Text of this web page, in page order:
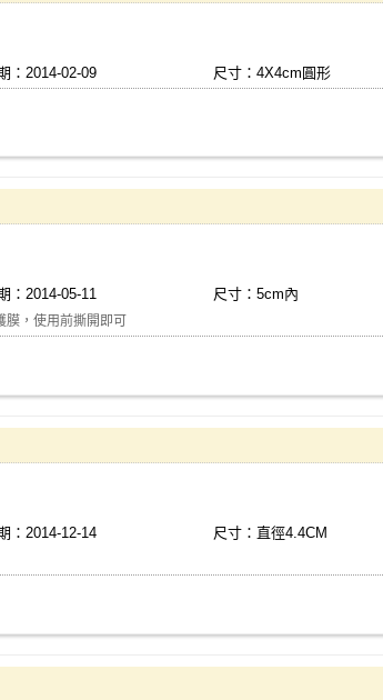
：2014-02-09 尺寸：4X4cm圓形
：2014-05-11 尺寸：5cm內
，使用前撕開即可
：2014-12-14 尺寸：直徑4.4CM